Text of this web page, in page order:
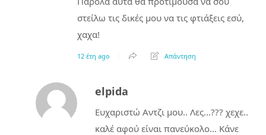
στείλω τις δικές μου να τις φτιάξεις εσύ,
χαχα!
12 έτη ago Απάντηση
elpida
Ευχαριστώ Αντζι μου.. Λες…??? χεχε..
καλέ αφού είναι πανεύκολο… Κάνε